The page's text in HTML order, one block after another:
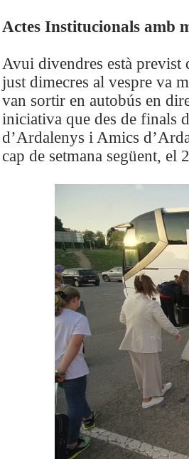
Actes Institucionals amb
Avui divendres està previst
just dimecres al vespre va
van sortir en autobús en
iniciativa que des de finals
d’Ardalenys i Amics
cap de setmana següent,